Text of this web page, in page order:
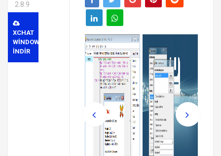
2.8.9
XCHAT
WINDOWS
INDIR